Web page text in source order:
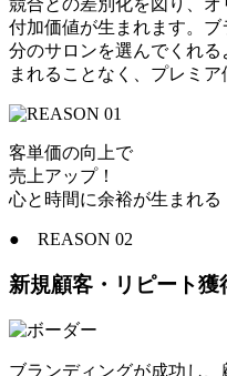
付加価値が生まれます。 ブ
分のサロンを選んでくれ
まれることなく、プレミア
客単価の向上で
売上アップ！
心と時間に余裕が生まれる
● REASON 02
新規顧客・リピート獲
ブランディングが成功し